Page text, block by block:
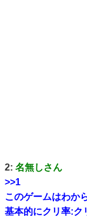
2: 名無しさん
>>1
このゲームはわか
基本的にクリ率: